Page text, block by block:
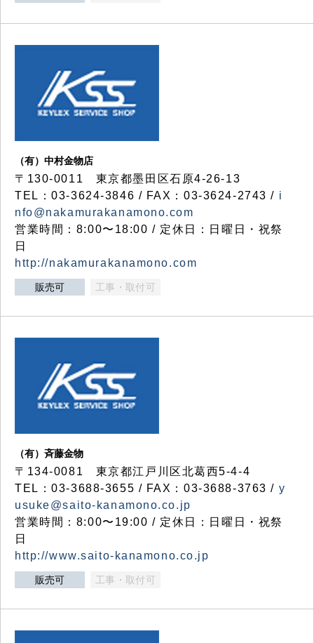
（有）中村金物店
〒130-0011 東京都墨田区石原4-26-13
TEL：03-3624-3846 / FAX：03-3624-2743 / i
nfo@nakamurakanamono.com
営業時間：8:00〜18:00 / 定休日：日曜日・祝祭
日
http://nakamurakanamono.com
販売可 工事・取付可
（有）斉藤金物
〒134-0081 東京都江戸川区北葛西5-4-4
TEL：03-3688-3655 / FAX：03-3688-3763 / y
usuke@saito-kanamono.co.jp
営業時間：8:00〜19:00 / 定休日：日曜日・祝祭
日
http://www.saito-kanamono.co.jp
販売可 工事・取付可